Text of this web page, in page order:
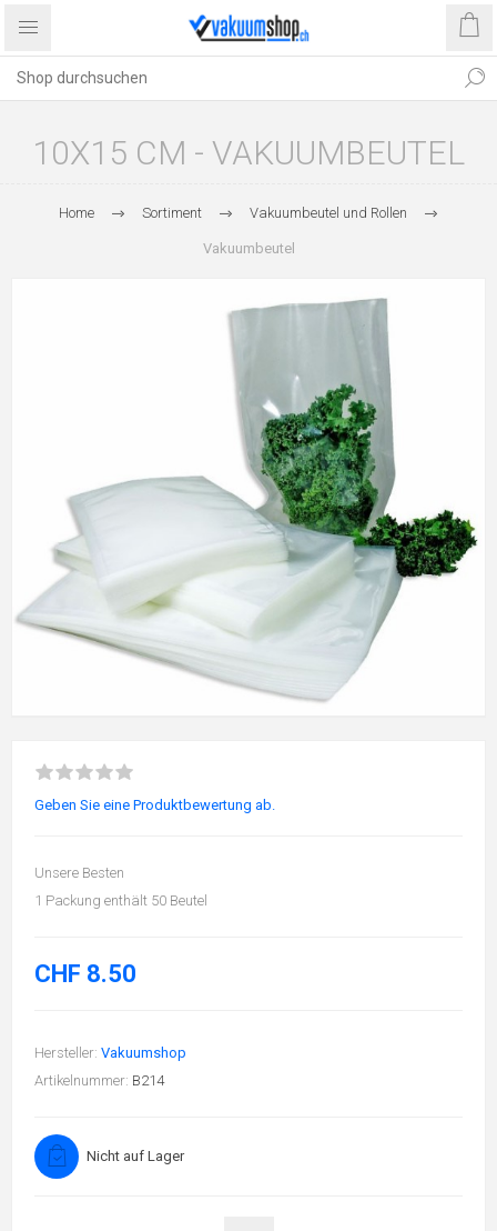
10X15 CM - VAKUUMBEUTEL
Home Sortiment Vakuumbeutel und Rollen
Vakuumbeutel
Geben Sie eine Produktbewertung ab.
Unsere Besten
1 Packung enthält 50 Beutel
CHF 8.50
Hersteller: Vakuumshop
Artikelnummer: B214
Nicht auf Lager